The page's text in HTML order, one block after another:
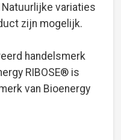
Natuurlijke variaties
zijn mogelijk.
handelsmerk
RIBOSE® is
van Bioenergy